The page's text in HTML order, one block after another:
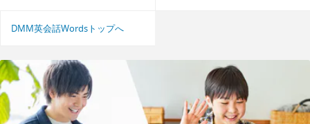
DMM英会話Wordsトップへ